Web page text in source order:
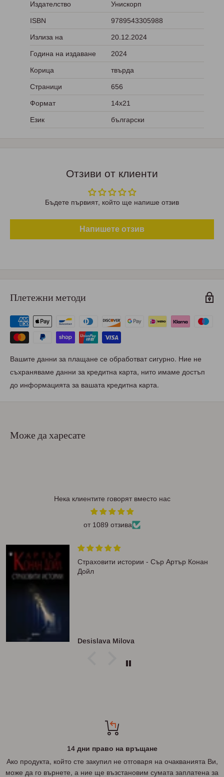
Издателство Унискорп
ISBN 9789543305988
Излиза на 20.12.2024
Година на издаване 2024
Корица твърда
Страници 656
Формат 14x21
Език български
Отзиви от клиенти
Бъдете първият, който ще напише отзив
Напишете отзив
Плетежни методи
Вашите данни за плащане се обработват сигурно. Ние не
съхраняваме данни за кредитна карта, нито имаме достъп
до информацията за вашата кредитна карта.
Може да харесате
Нека клиентите говорят вместо нас
от 1089 отзива
Страховити истории - Сър Артър Конан
Дойл
Desislava Milova
14 дни право на връщане
Ако продукта, който сте закупил не отговаря на очакванията Ви,
може да го върнете, а ние ще възстановим сумата заплатена за